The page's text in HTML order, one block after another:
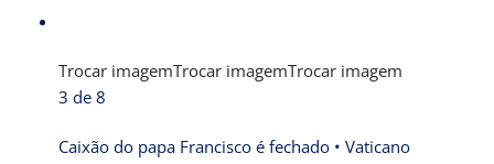
Trocar imagemTrocar imagemTrocar imagem
3 de 8
Caixão do papa Francisco é fechado • Vaticano